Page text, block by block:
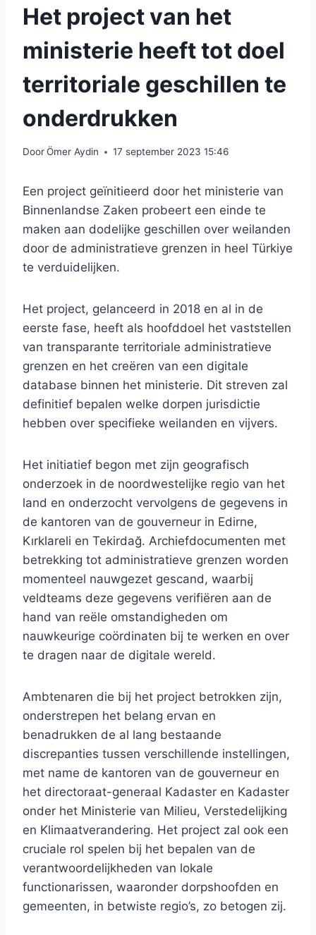
Het project van het
ministerie heeft tot doel
territoriale geschillen te
onderdrukken
DoorÖmer Aydin 17 september 2023 15:46
Een project geïnitieerd door het ministerie van
Binnenlandse Zaken probeert een einde te
maken aan dodelijke geschillen over weilanden
door de administratieve grenzen in heel Türkiye
te verduidelijken.
Het project, gelanceerd in 2018 en al in de
eerste fase, heeft als hoofddoel het vaststellen
van transparante territoriale administratieve
grenzen en het creëren van een digitale
database binnen het ministerie. Dit streven zal
definitief bepalen welke dorpen jurisdictie
hebben over specifieke weilanden en vijvers.
Het initiatief begon met zijn geografisch
onderzoek in de noordwestelijke regio van het
land en onderzocht vervolgens de gegevens in
de kantoren van de gouverneur in Edirne,
Kırklareli en Tekirdağ. Archiefdocumenten met
betrekking tot administratieve grenzen worden
momenteel nauwgezet gescand, waarbij
veldteams deze gegevens verifiëren aan de
hand van reële omstandigheden om
nauwkeurige coördinaten bij te werken en over
te dragen naar de digitale wereld.
Ambtenaren die bij het project betrokken zijn,
onderstrepen het belang ervan en
benadrukken de al lang bestaande
discrepanties tussen verschillende instellingen,
met name de kantoren van de gouverneur en
het directoraat-generaal Kadaster en Kadaster
onder het Ministerie van Milieu, Verstedelijking
en Klimaatverandering. Het project zal ook een
cruciale rol spelen bij het bepalen van de
verantwoordelijkheden van lokale
functionarissen, waaronder dorpshoofden en
gemeenten, in betwiste regio’s, zo betogen zij.